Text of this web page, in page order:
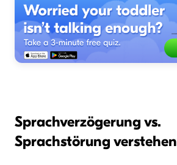
Sprachverzögerung vs.
Sprachstörung verstehen